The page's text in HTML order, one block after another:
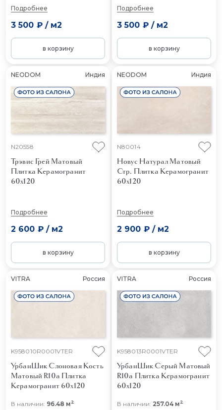
Подробнее
3 500 ₽/ м2
в корзину
Подробнее
3 500 ₽/ м2
в корзину
NEODOM Индия
N20558
Трэвис Грей Матовый
Плитка Керамогранит
60x120
Подробнее
2 600 ₽/ м2
в корзину
NEODOM Индия
N80014
Новус Натурал Матовый
Стр. Плитка Керамогранит
60x120
Подробнее
2 900 ₽/ м2
в корзину
VITRA Россия
K958010R0001VTER
УрбанШик Слоновая Кость
Матовый R10a Плитка
Керамогранит 60x120
В наличии: 96.48 м2
VITRA Россия
K958013R0001VTER
УрбанШик Серый Матовый
R10a Плитка Керамогранит
60x120
В наличии: 257.04 м2